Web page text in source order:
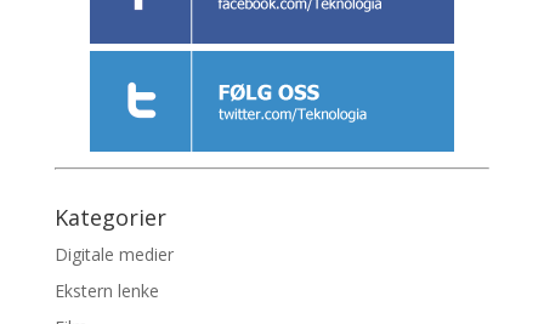
Kategorier
Digitale medier
Ekstern lenke